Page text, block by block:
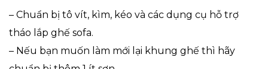
– Chuẩn bị tô vít, kìm, kéo và các dụng cụ hỗ trợ
tháo lắp ghế sofa.
– Nếu bạn muốn làm mới lại khung ghế thì hãy